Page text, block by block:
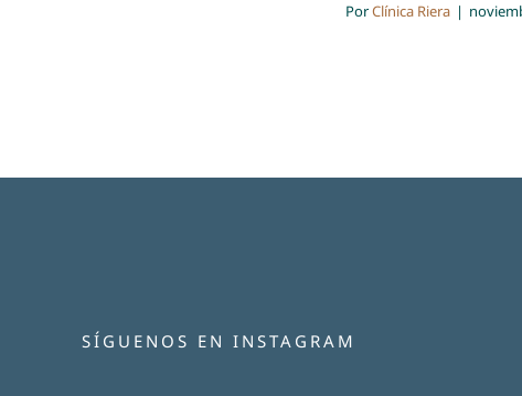
PorClínica Riera |
SÍGUENOS EN INSTAGRAM